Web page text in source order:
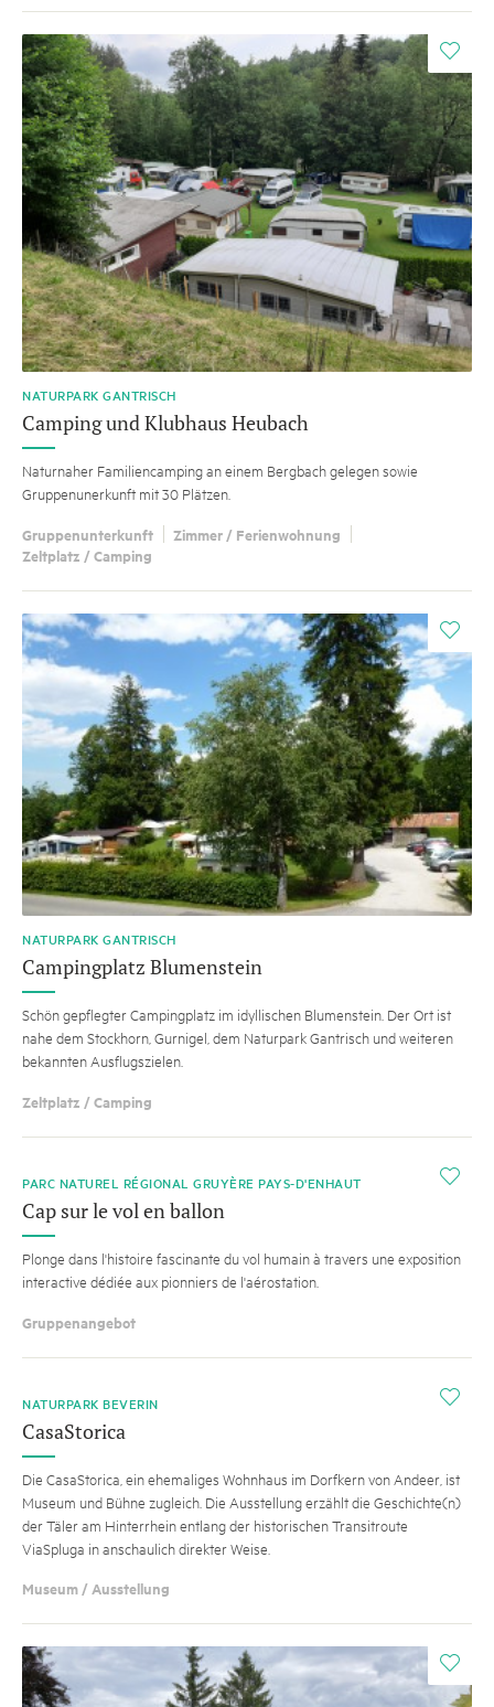
i
NATURPARK GANTRISCH
Camping und Klubhaus Heubach
Naturnaher Familiencamping an einem Bergbach gelegen sowie
Gruppenunerkunft mit 30 Plätzen.
Gruppenunterkunft
Zimmer / Ferienwohnung
Zeltplatz / Camping
i
NATURPARK GANTRISCH
Campingplatz Blumenstein
Schön gepflegter Campingplatz im idyllischen Blumenstein. Der Ort ist
nahe dem Stockhorn, Gurnigel, dem Naturpark Gantrisch und weiteren
bekannten Ausflugszielen.
Zeltplatz / Camping
i
PARC NATUREL RÉGIONAL GRUYÈRE PAYS-D'ENHAUT
Cap sur le vol en ballon
Plonge dans l'histoire fascinante du vol humain à travers une exposition
interactive dédiée aux pionniers de l'aérostation.
Gruppenangebot
i
NATURPARK BEVERIN
CasaStorica
Die CasaStorica, ein ehemaliges Wohnhaus im Dorfkern von Andeer, ist
Museum und Bühne zugleich. Die Ausstellung erzählt die Geschichte(n)
der Täler am Hinterrhein entlang der historischen Transitroute
ViaSpluga in anschaulich direkter Weise.
Museum / Ausstellung
i